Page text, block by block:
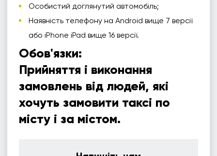
Особистий доглянутий автомобіль;
Наявність телефону на Android вище 7 версії
або iPhone iPad вище 16 версії.
Обов'язки:
Прийняття і виконання
замовлень від людей, які
хочуть замовити таксі по
місту і за містом.